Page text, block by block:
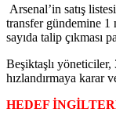
Arsenal’in satış
transfer gündemine 1
sayıda talip çıkması
Beşiktaşlı yöneticiler,
hızlandırmaya karar
HEDEF